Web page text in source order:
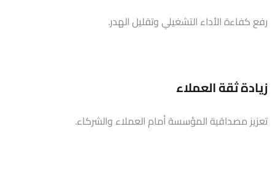
رفع كفاءة الأداء التشغيلي وتقليل الهدر.
زيادة ثقة العملاء
تعزيز مصداقية المؤسسة أمام العملاء والشركاء.